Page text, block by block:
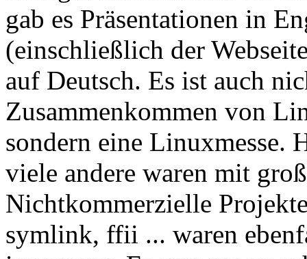
gab es Präsentationen in
(einschließlich der
auf Deutsch. Es ist auch
Zusammenkommen von
sondern eine
viele andere waren mit
Nichtkommerzielle
symlink, ffii ... waren